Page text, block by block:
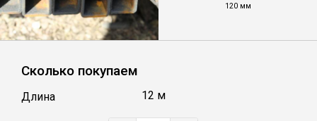
Швеллер 120 мм
Сколько покупаем
Длина 12 м